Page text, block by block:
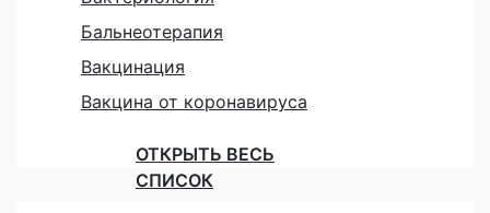
Бальнеотерапия
Вакцинация
Вакцина от коронавируса
ОТКРЫТЬ ВЕСЬ
СПИСОК